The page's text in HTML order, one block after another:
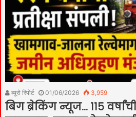
ब्यूरो रिपोर्ट 01/06/2026 3,959
बिग ब्रेकिंग न्यूज… ११५